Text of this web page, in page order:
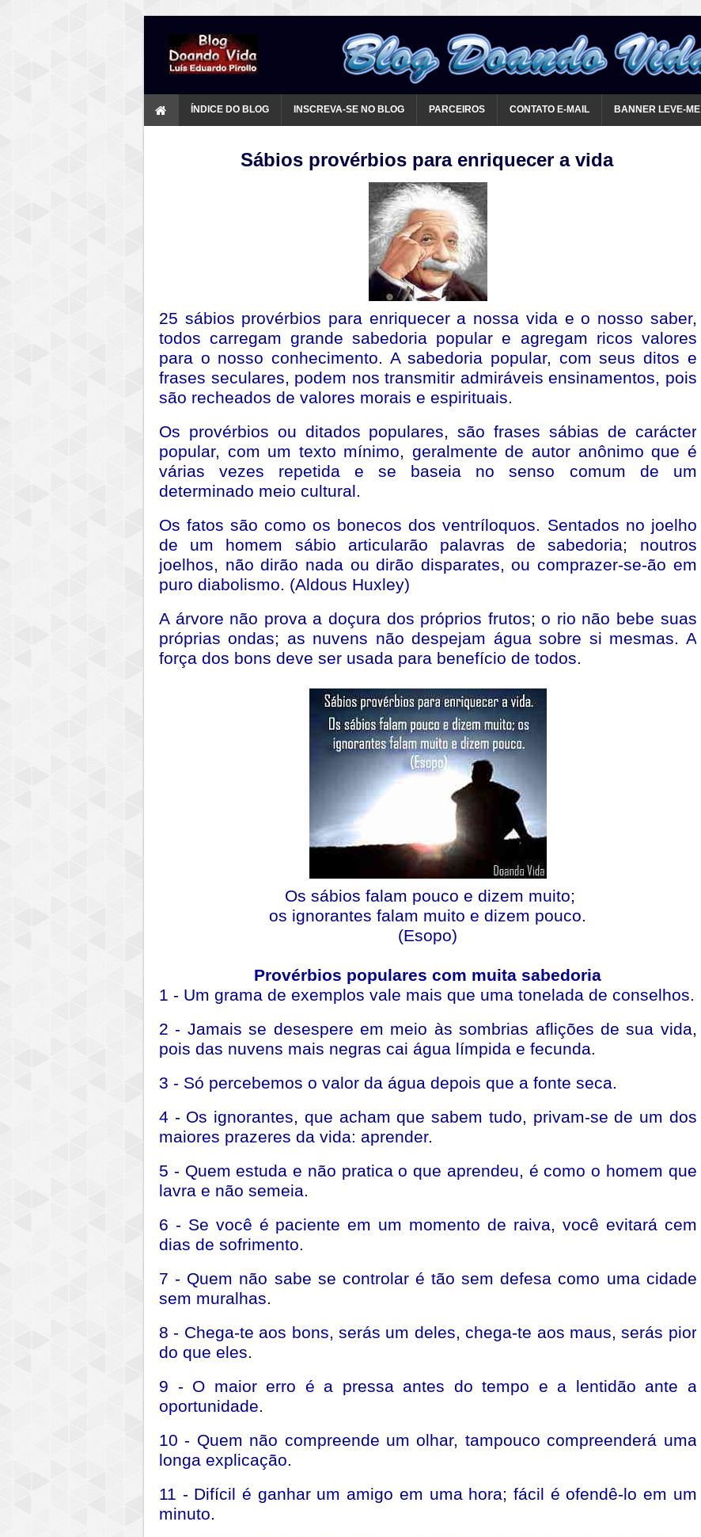
ÍNDICE DO BLOG INSCREVA-SE NO BLOG PARCEIROS CONTATO E-MAIL BANNER LEVE-ME
Sábios provérbios para enriquecer a vida
25 sábios provérbios para enriquecer a nossa vida e o nosso saber,
todos carregam grande sabedoria popular e agregam ricos valores
para o nosso conhecimento. A sabedoria popular, com seus ditos e
frases seculares, podem nos transmitir admiráveis ensinamentos, pois
são recheados de valores morais e espirituais.
Os provérbios ou ditados populares, são frases sábias de carácter
popular, com um texto mínimo, geralmente de autor anônimo que é
várias vezes repetida e se baseia no senso comum de um
determinado meio cultural.
Os fatos são como os bonecos dos ventríloquos. Sentados no joelho
de um homem sábio articularão palavras de sabedoria; noutros
joelhos, não dirão nada ou dirão disparates, ou comprazer-se-ão em
puro diabolismo. (Aldous Huxley)
A árvore não prova a doçura dos próprios frutos; o rio não bebe suas
próprias ondas; as nuvens não despejam água sobre si mesmas. A
força dos bons deve ser usada para benefício de todos.
Os sábios falam pouco e dizem muito;
os ignorantes falam muito e dizem pouco.
(Esopo)
Provérbios populares com muita sabedoria
1 - Um grama de exemplos vale mais que uma tonelada de conselhos.
2 - Jamais se desespere em meio às sombrias aflições de sua vida,
pois das nuvens mais negras cai água límpida e fecunda.
3 - Só percebemos o valor da água depois que a fonte seca.
4 - Os ignorantes, que acham que sabem tudo, privam-se de um dos
maiores prazeres da vida: aprender.
5 - Quem estuda e não pratica o que aprendeu, é como o homem que
lavra e não semeia.
6 - Se você é paciente em um momento de raiva, você evitará cem
dias de sofrimento.
7 - Quem não sabe se controlar é tão sem defesa como uma cidade
sem muralhas.
8 - Chega-te aos bons, serás um deles, chega-te aos maus, serás pior
do que eles.
9 - O maior erro é a pressa antes do tempo e a lentidão ante a
oportunidade.
10 - Quem não compreende um olhar, tampouco compreenderá uma
longa explicação.
11 - Difícil é ganhar um amigo em uma hora; fácil é ofendê-lo em um
minuto.